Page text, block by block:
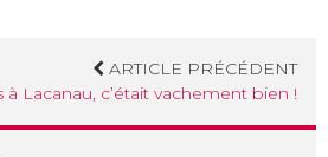
ARTICLE PRÉCÉDENT
à Lacanau, c’était vachement bien !